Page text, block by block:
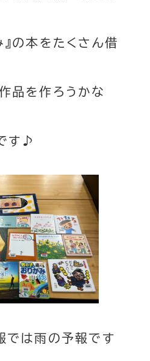
の本をたくさん借
品を作ろうかな
す♪
では雨の予報です